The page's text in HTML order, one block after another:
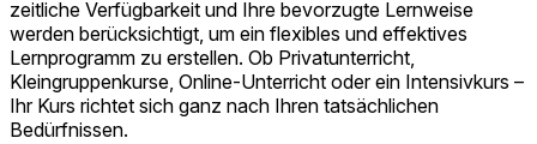
zeitliche Verfügbarkeit und Ihre bevorzugte Lernweise
werden berücksichtigt, um ein flexibles und effektives
Lernprogramm zu erstellen. Ob Privatunterricht,
Kleingruppenkurse, Online-Unterricht oder ein Intensivkurs –
Ihr Kurs richtet sich ganz nach Ihren tatsächlichen
Bedürfnissen.